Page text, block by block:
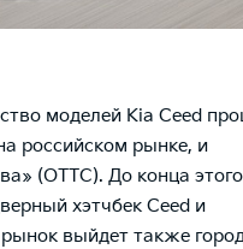
моделей Kia Ceed
российском рынке, и
(ОТТС). До конца
хэтчбек Ceed и
выйдет также